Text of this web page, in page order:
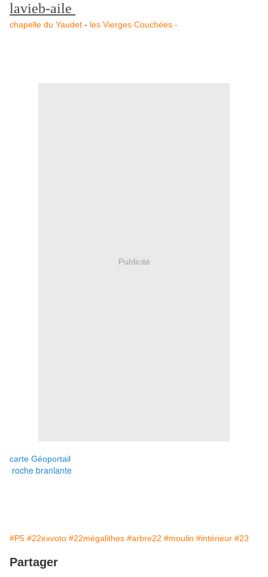
lavieb-aile
chapelle du Yaudet - les Vierges Couchées -
Publicité
carte Géoportail
roche branlante
#P5 #22exvoto #22mégalithes #arbre22 #moulin #intérieur #23
Partager